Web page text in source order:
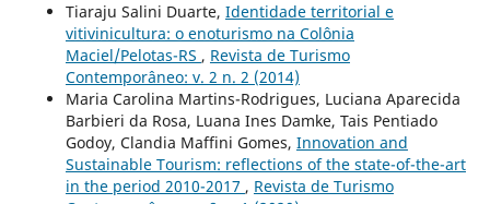
Tiaraju Salini Duarte, Identidade territorial e
vitivinicultura: o enoturismo na Colônia
Maciel/Pelotas-RS , Revista de Turismo
Contemporâneo: v. 2 n. 2 (2014)
Maria Carolina Martins-Rodrigues, Luciana Aparecida
Barbieri da Rosa, Luana Ines Damke, Tais Pentiado
Godoy, Clandia Maffini Gomes, Innovation and
Sustainable Tourism: reflections of the state-of-the-art
in the period 2010-2017 , Revista de Turismo